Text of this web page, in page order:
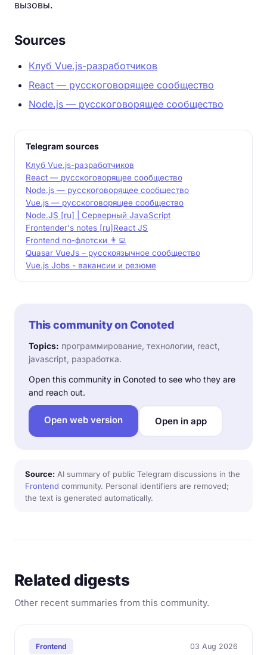
вызовы.
Sources
Клуб Vue.js-разработчиков
React — русскоговорящее сообщество
Node.js — русскоговорящее сообщество
Telegram sources
Клуб Vue.js-разработчиков
React — русскоговорящее сообщество
Node.js — русскоговорящее сообщество
Vue.js — русскоговорящее сообщество
Node.JS [ru] | Серверный JavaScript
Frontender's notes [ru]React JS
Frontend по-флотски 👨‍💻
Quasar VueJs – русскоязычное сообщество
Vue.js Jobs - вакансии и резюме
This community on Conoted
Topics: программирование, технологии, react,
javascript, разработка.
Open this community in Conoted to see who they are
and reach out.
Open web version Open in app
Source: AI summary of public Telegram discussions in the
Frontend community. Personal identifiers are removed;
the text is generated automatically.
Related digests
Other recent summaries from this community.
Frontend 03 Aug 2026